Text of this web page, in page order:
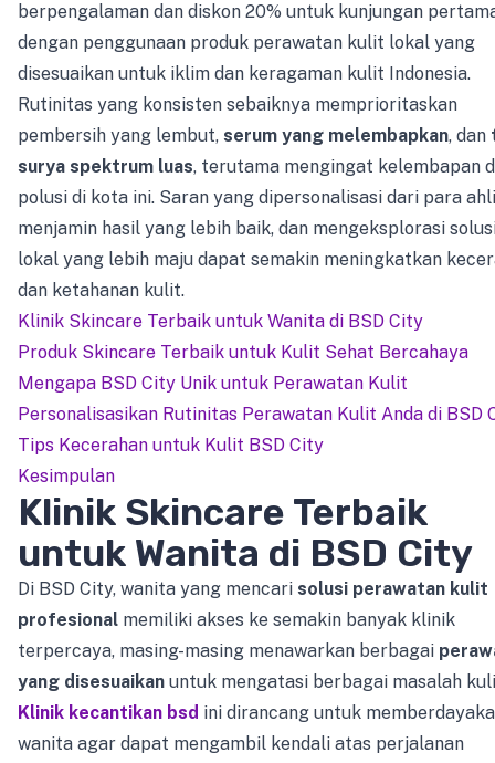
berpengalaman dan diskon 20% untuk kunjungan
dengan penggunaan produk perawatan kulit lokal yang
disesuaikan untuk iklim dan keragaman kulit Indonesia.
Rutinitas yang konsisten sebaiknya memprioritaskan
pembersih yang lembut, serum yang melembapkan, dan
surya spektrum luas, terutama mengingat kelembapan
polusi di kota ini. Saran yang dipersonalisasi dari para ahli
menjamin hasil yang lebih baik, dan mengeksplorasi
lokal yang lebih maju dapat semakin meningkatkan
dan ketahanan kulit.
Klinik Skincare Terbaik untuk Wanita di BSD City
Produk Skincare Terbaik untuk Kulit Sehat Bercahaya
Mengapa BSD City Unik untuk Perawatan Kulit
Personalisasikan Rutinitas Perawatan Kulit Anda di BSD
Tips Kecerahan untuk Kulit BSD City
Kesimpulan
Klinik Skincare Terbaik
untuk Wanita di BSD City
Di BSD City, wanita yang mencari solusi perawatan kulit
profesional memiliki akses ke semakin banyak klinik
terpercaya, masing-masing menawarkan berbagai
yang disesuaikan untuk mengatasi berbagai masalah
Klinik kecantikan bsd ini dirancang untuk
wanita agar dapat mengambil kendali atas perjalanan